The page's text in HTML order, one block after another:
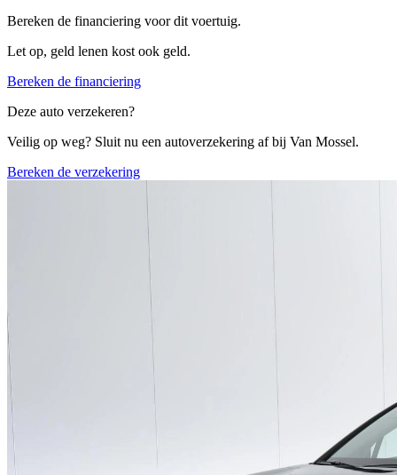
Bereken de financiering voor dit voertuig.
Let op, geld lenen kost ook geld.
Bereken de financiering
Deze auto verzekeren?
Veilig op weg? Sluit nu een autoverzekering af bij Van Mossel.
Bereken de verzekering